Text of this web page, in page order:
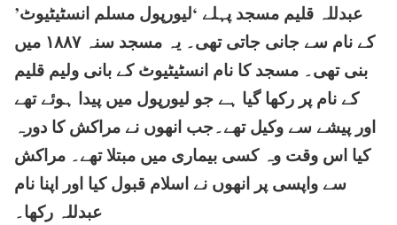
عبدللہ قلیم مسجد پہلے ‘لیورپول مسلم انسٹیٹیوٹ’
کے نام سے جانی جاتی تھی۔ یہ مسجد سنہ ۱۸۸۷ میں
بنی تھی۔ مسجد کا نام انسٹیٹیوٹ کے بانی ولیم قلیم
کے نام پر رکھا گیا ہے جو لیورپول میں پیدا ہوئے تھے
اور پیشے سے وکیل تھے۔جب انھوں نے مراکش کا دورہ
کیا اس وقت وہ کسی بیماری میں مبتلا تھے۔ مراکش
سے واپسی پر انھوں نے اسلام قبول کیا اور اپنا نام
عبدللہ رکھا۔